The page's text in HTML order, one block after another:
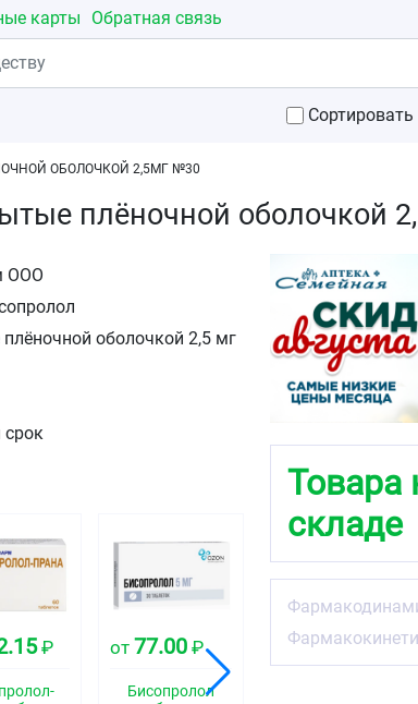
карты Обратная связь
ОБОЛОЧКОЙ 2,5МГ №30
плёночной оболочкой
ООО
оболочкой 2,5 мг
₽ от77.00 ₽
Бисопролол
от126.00₽
Товара
складе